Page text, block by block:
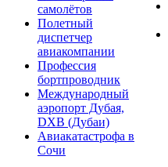
самолётов
Полетный
диспетчер
авиакомпании
Профессия
бортпроводник
Международный
аэропорт Дубая,
DXB (Дубаи)
Авиакатастрофа в
Сочи